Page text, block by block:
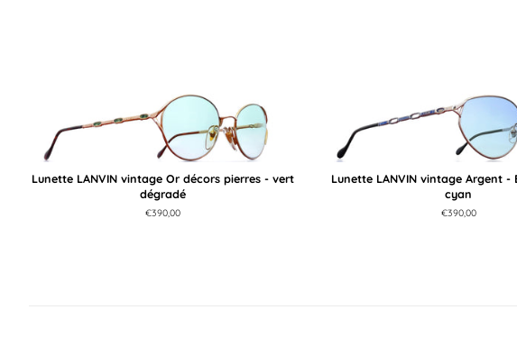
Lunette LANVIN vintage Or décors pierres - vert
dégradé
Prix
€390,00
Lunette LANVIN vintage Argent -
cyan
Prix
€390,00